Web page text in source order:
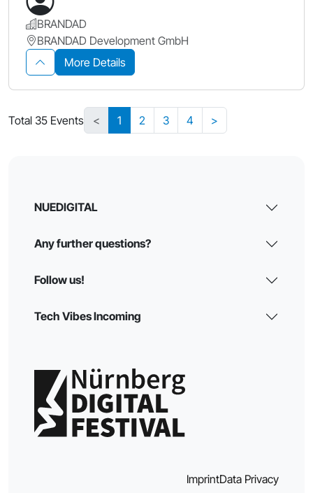
BRANDAD
BRANDAD Development GmbH
More Details
Total 35 Events < 1 2 3 4 >
NUEDIGITAL
Any further questions?
Follow us!
Tech Vibes Incoming
ImprintData Privacy